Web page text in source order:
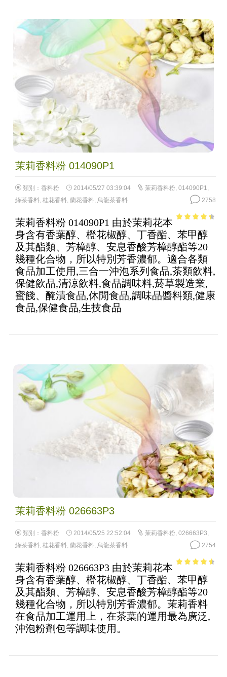
茉莉香料粉 014090P1
類別： 香料粉 2014/05/27 03:39:04 茉莉香料粉, 014090P1,
綠茶香料, 桂花香料, 蘭花香料, 烏龍茶香料 2758
of 5
茉莉香料粉 014090P1 由於茉莉花本
身含有香葉醇、橙花椒醇、丁香酯、苯甲醇
及其酯類、芳樟醇、安息香酸芳樟醇酯等20
幾種化合物，所以特別芳香濃郁。適合各類
食品加工使用,三合一沖泡系列食品,茶類飲料,
保健飲品,清涼飲料,食品調味料,菸草製造業,
蜜餞、醃漬食品,休閒食品,調味品醬料類,健康
食品,保健食品,生技食品
茉莉香料粉 026663P3
類別： 香料粉 2014/05/25 22:52:04 茉莉香料粉, 026663P3,
綠茶香料, 桂花香料, 蘭花香料, 烏龍茶香料 2754
of 5
茉莉香料粉 026663P3 由於茉莉花本
身含有香葉醇、橙花椒醇、丁香酯、苯甲醇
及其酯類、芳樟醇、安息香酸芳樟醇酯等20
幾種化合物，所以特別芳香濃郁。茉莉香料
在食品加工運用上，在茶葉的運用最為廣泛,
沖泡粉劑包等調味使用。